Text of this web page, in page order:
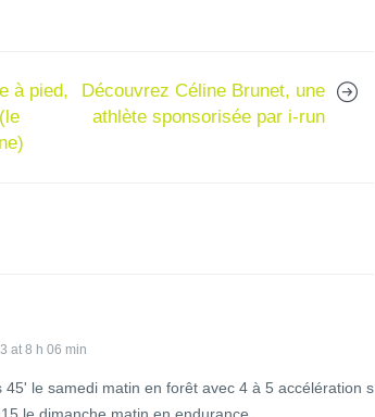
à pied,
Découvrez Céline Brunet, une
athlète sponsorisée par i-run
at 8 h 06 min
45' le samedi matin en forêt avec 4 à 5 accélération s
le dimanche matin en endurance.